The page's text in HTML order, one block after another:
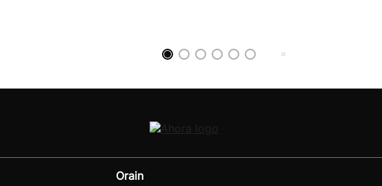
Orain